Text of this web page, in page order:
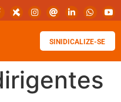
SINIDICALIZE-SE